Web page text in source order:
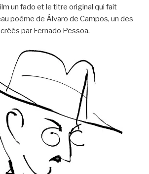
un fado et le titre original qui fait
poème de Álvaro de Campos, un des
par Fernado Pessoa.